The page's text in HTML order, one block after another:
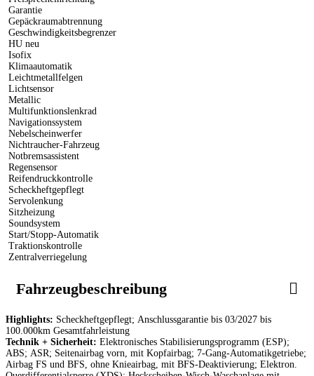
Garantie
Gepäckraumabtrennung
Geschwindigkeitsbegrenzer
HU neu
Isofix
Klimaautomatik
Leichtmetallfelgen
Lichtsensor
Metallic
Multifunktionslenkrad
Navigationssystem
Nebelscheinwerfer
Nichtraucher-Fahrzeug
Notbremsassistent
Regensensor
Reifendruckkontrolle
Scheckheftgepflegt
Servolenkung
Sitzheizung
Soundsystem
Start/Stopp-Automatik
Traktionskontrolle
Zentralverriegelung
Fahrzeugbeschreibung
Highlights: Scheckheftgepflegt; Anschlussgarantie bis 03/2027 bis
100.000km Gesamtfahrleistung
Technik + Sicherheit: Elektronisches Stabilisierungsprogramm (ESP);
ABS; ASR; Seitenairbag vorn, mit Kopfairbag; 7-Gang-Automatikgetriebe;
Airbag FS und BFS, ohne Knieairbag, mit BFS-Deaktivierung; Elektron.